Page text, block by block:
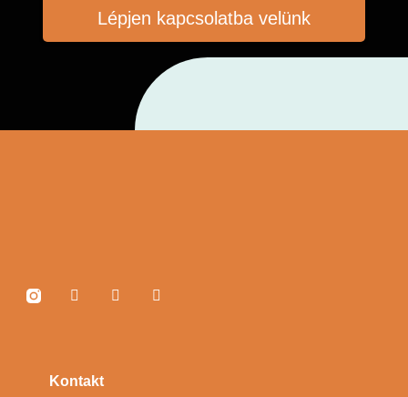
Lépjen kapcsolatba velünk
Kontakt